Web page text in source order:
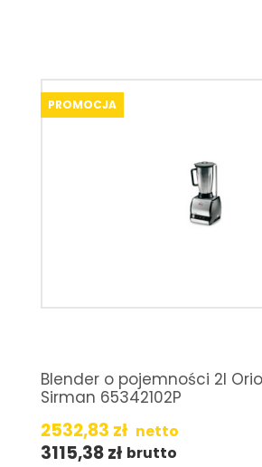
PROMOCJA
Blender o pojemności 2l
Sirman 65342102P
2532,83 zł netto
3115,38zł brutto